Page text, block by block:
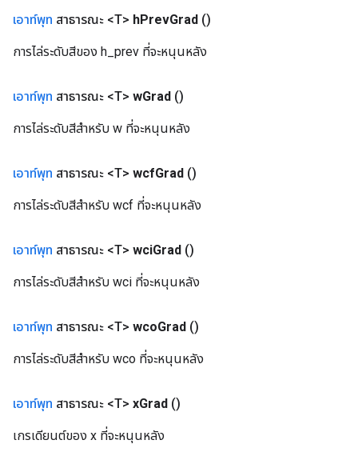
เอาท์พุท สาธารณะ <T> hPrevGrad ()
การไล่ระดับสีของ h_prev ที่จะหนุนหลัง
เอาท์พุท สาธารณะ <T> wGrad ()
การไล่ระดับสีสำหรับ w ที่จะหนุนหลัง
เอาท์พุท สาธารณะ <T> wcfGrad ()
การไล่ระดับสีสำหรับ wcf ที่จะหนุนหลัง
เอาท์พุท สาธารณะ <T> wciGrad ()
การไล่ระดับสีสำหรับ wci ที่จะหนุนหลัง
เอาท์พุท สาธารณะ <T> wcoGrad ()
การไล่ระดับสีสำหรับ wco ที่จะหนุนหลัง
เอาท์พุท สาธารณะ <T> xGrad ()
เกรเดียนต์ของ x ที่จะหนุนหลัง